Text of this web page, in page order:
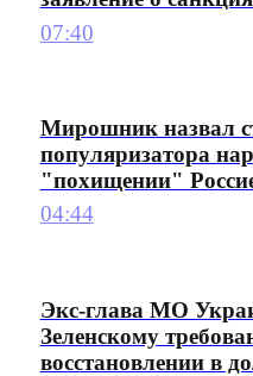
07:40
Мирошник назвал
популяризатора
"похищении"
04:44
Экс-глава МО
Зеленскому
восстановлении в